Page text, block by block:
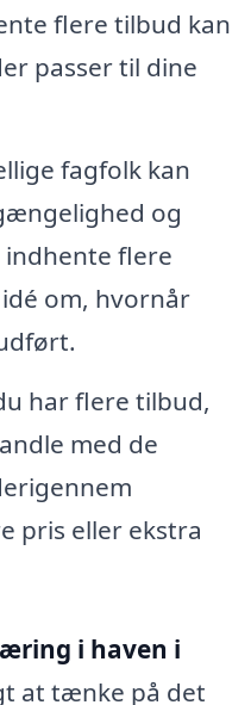
flere tilbud kan
passer til dine
fagfolk kan
og
indhente flere
om, hvornår
har flere tilbud,
med de
pris eller ekstra
i haven i
at tænke på det